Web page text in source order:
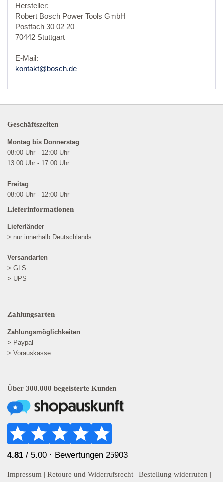
Hersteller:
Robert Bosch Power Tools GmbH
Postfach 30 02 20
70442 Stuttgart
E-Mail:
kontakt@bosch.de
Geschäftszeiten
Montag bis Donnerstag
08:00 Uhr - 12:00 Uhr
13:00 Uhr - 17:00 Uhr
Freitag
08:00 Uhr - 12:00 Uhr
Lieferinformationen
Lieferländer
> nur innerhalb Deutschlands
Versandarten
> GLS
> UPS
Zahlungsarten
Zahlungsmöglichkeiten
> Paypal
> Vorauskasse
Über 300.000 begeisterte Kunden
4.81 / 5.00 · Bewertungen 25903
Impressum | Retoure und Widerrufsrecht | Bestellung widerrufen |